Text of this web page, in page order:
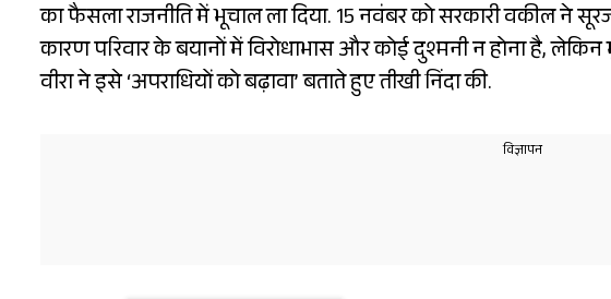
का फैसला राजनीति में भूचाल ला दिया. 15 नवंबर को सरकारी वकील ने
कारण परिवार के बयानों में विरोधाभास और कोई दुश्मनी न होना है, लेकिन
वीरा ने इसे ‘अपराधियों को बढ़ावा’ बताते हुए तीखी निंदा की.